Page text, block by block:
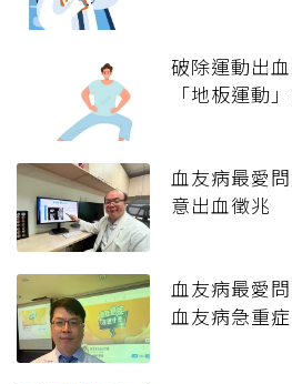
破除運動出
「地板運動
血友病最愛
意出血徵兆
血友病最愛
血友病急重症